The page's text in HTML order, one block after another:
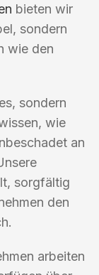
bieten wir
sondern
wie den
sondern
wie
an
sorgfältig
den
arbeiten